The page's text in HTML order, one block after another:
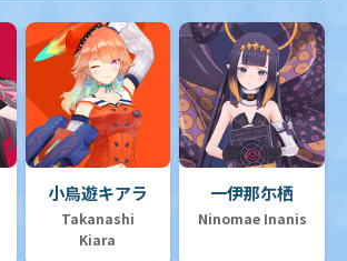
小鳥遊キアラ
Takanashi
Kiara
一伊那尓栖
Ninomae Inanis